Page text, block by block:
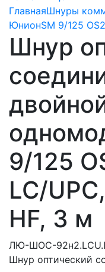
ГлавнаяШнуры
ЮнионSM 9/125 OS2
Шнур
9/125
LC/
HF, 3 м
ЛЮ-ШОС-
Шнур оптический